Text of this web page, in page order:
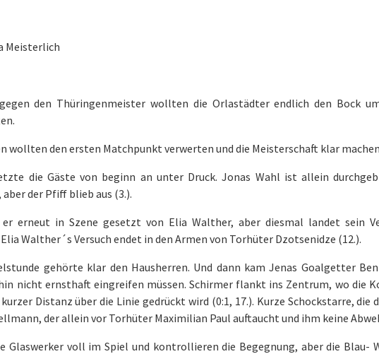
Meisterlich
den Thüringenmeister wollten die Orlastädter endlich den Bock
wollten den ersten Matchpunkt verwerten und die Meisterschaft klar
die Gäste von beginn an unter Druck. Jonas Wahl ist allein
der Pfiff blieb aus (3.).
erneut in Szene gesetzt von Elia Walther, aber diesmal landet sein
Walther´s Versuch endet in den Armen von Torhüter Dzotsenidze (12.).
gehörte klar den Hausherren. Und dann kam Jenas Goalgetter
nicht ernsthaft eingreifen müssen. Schirmer flankt ins Zentrum, wo die
Distanz über die Linie gedrückt wird (0:1, 17.). Kurze Schockstarre, die
der allein vor Torhüter Maximilian Paul auftaucht und ihm keine
Glaswerker voll im Spiel und kontrollieren die Begegnung, aber die Blau-